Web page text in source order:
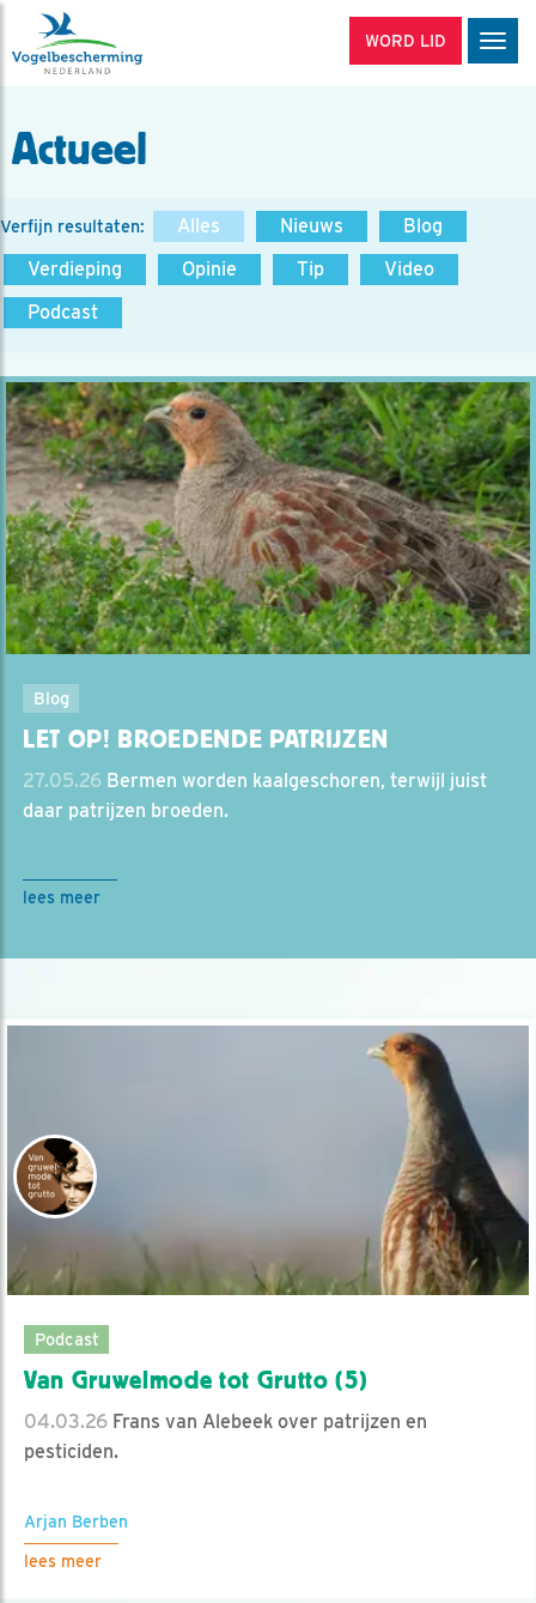
WORD LID
Actueel
Verfijn resultaten: Alles Nieuws
Blog
Verdieping
Opinie Tip
Video
Podcast
Blog
LET OP! BROEDENDE PATRIJZEN
27.05.26 Bermen worden kaalgeschoren, terwijl juist
daar patrijzen broeden.
lees meer
Podcast
Van Gruwelmode tot Grutto (5)
04.03.26 Frans van Alebeek over patrijzen en
pesticiden.
Arjan Berben
lees meer